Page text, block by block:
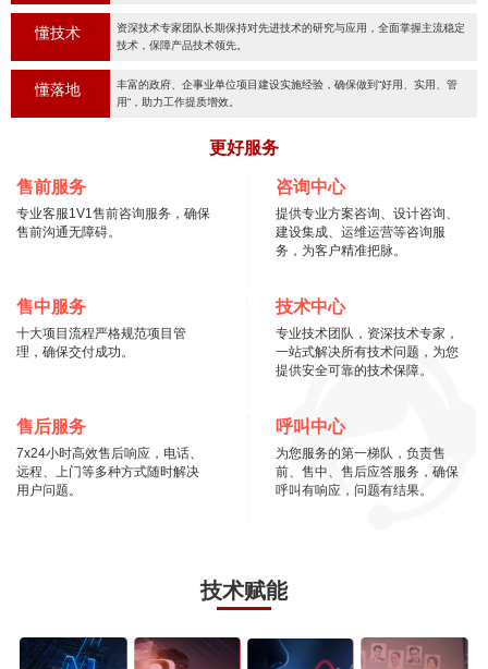
懂技术
资深技术专家团队长期保持对先进技术的研究与应用，全面掌握主流稳定
技术，保障产品技术领先。
懂落地
丰富的政府、企事业单位项目建设实施经验，确保做到“好用、实用、管
用“，助力工作提质增效。
更好服务
售前服务
专业客服1V1售前咨询服务，确保
售前沟通无障碍。
咨询中心
提供专业方案咨询、设计咨询、
建设集成、运维运营等咨询服
务，为客户精准把脉。
售中服务
十大项目流程严格规范项目管
理，确保交付成功。
技术中心
专业技术团队，资深技术专家，
一站式解决所有技术问题，为您
提供安全可靠的技术保障。
售后服务
7x24小时高效售后响应，电话、
远程、上门等多种方式随时解决
用户问题。
呼叫中心
为您服务的第一梯队，负责售
前、售中、售后应答服务，确保
呼叫有响应，问题有结果。
技术赋能